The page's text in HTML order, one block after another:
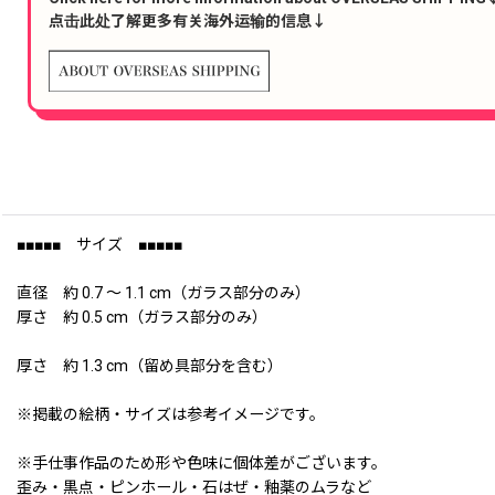
点击此处了解更多有关海外运输的信息↓
■■■■■ サイズ ■■■■■
直径 約 0.7 〜 1.1 cm（ガラス部分のみ）
厚さ 約 0.5 cm（ガラス部分のみ）
厚さ 約 1.3 cm（留め具部分を含む）
※掲載の絵柄・サイズは参考イメージです。
※手仕事作品のため形や色味に個体差がございます。
歪み・黒点・ピンホール・石はぜ・釉薬のムラなど